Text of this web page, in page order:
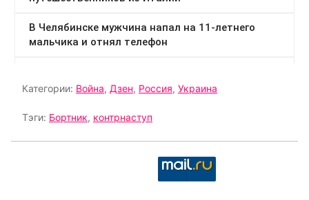
Категории: Война, Дзен, Россия, Украина
Тэги: Бортник, контрнаступ